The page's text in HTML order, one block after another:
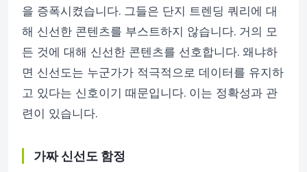
을 증폭시켰습니다. 그들은 단지 트렌딩 쿼리에 대
해 신선한 콘텐츠를 부스트하지 않습니다. 거의 모
든 것에 대해 신선한 콘텐츠를 선호합니다. 왜냐하
면 신선도는 누군가가 적극적으로 데이터를 유지하
고 있다는 신호이기 때문입니다. 이는 정확성과 관
련이 있습니다.
가짜 신선도 함정